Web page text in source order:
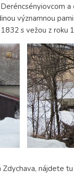
významnou
s vežou z roku
nájdete